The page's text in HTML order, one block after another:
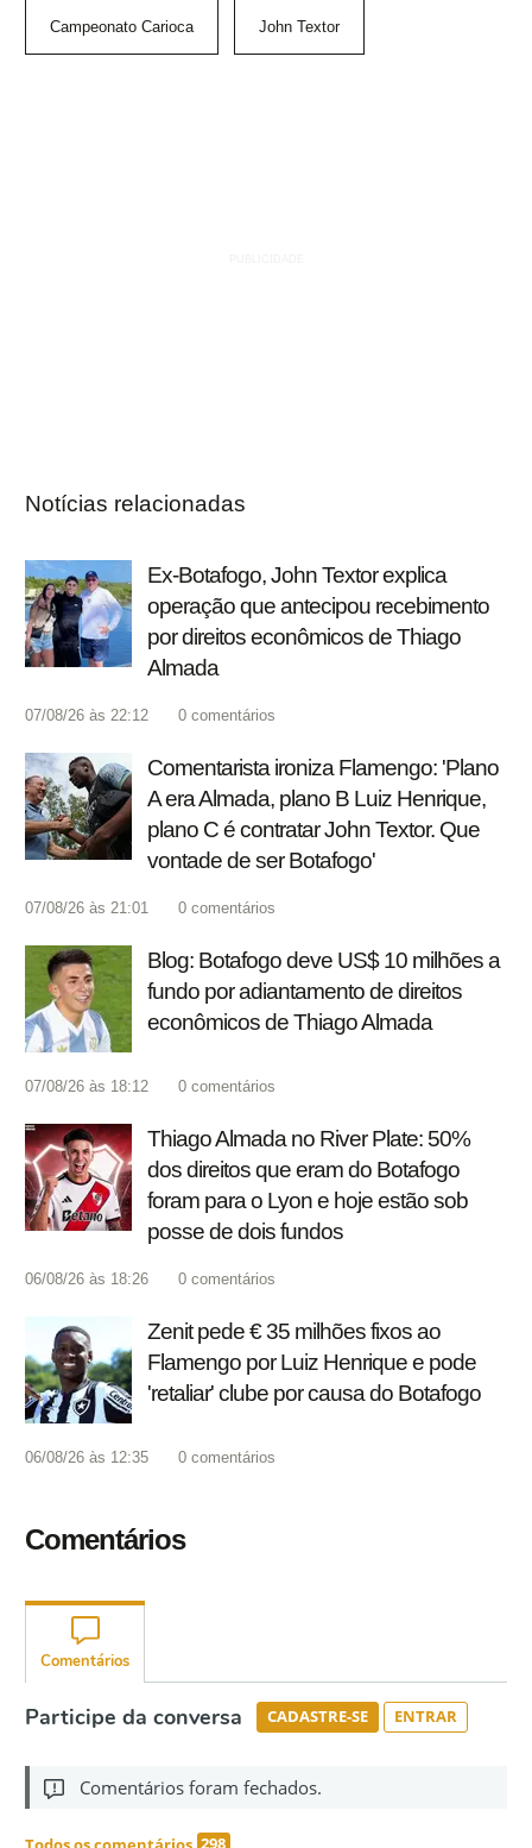
Campeonato Carioca John Textor
Notícias relacionadas
Ex-Botafogo, John Textor explica
operação que antecipou recebimento
por direitos econômicos de Thiago
Almada
07/08/26 às 22:12 0 comentários
Comentarista ironiza Flamengo: 'Plano
A era Almada, plano B Luiz Henrique,
plano C é contratar John Textor. Que
vontade de ser Botafogo'
07/08/26 às 21:01 0 comentários
Blog: Botafogo deve US$ 10 milhões a
fundo por adiantamento de direitos
econômicos de Thiago Almada
07/08/26 às 18:12 0 comentários
Thiago Almada no River Plate: 50%
dos direitos que eram do Botafogo
foram para o Lyon e hoje estão sob
posse de dois fundos
06/08/26 às 18:26 0 comentários
Zenit pede € 35 milhões fixos ao
Flamengo por Luiz Henrique e pode
'retaliar' clube por causa do Botafogo
06/08/26 às 12:35 0 comentários
Comentários